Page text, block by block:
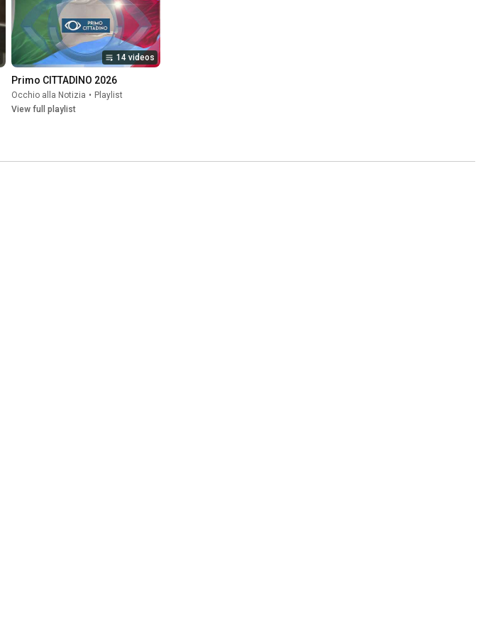
14 videos
Primo CITTADINO 2026
Occhio alla Notizia • Playlist
View full playlist